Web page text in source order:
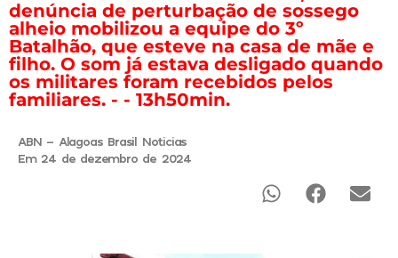
denúncia de perturbação de sossego
alheio mobilizou a equipe do 3º
Batalhão, que esteve na casa de mãe e
filho. O som já estava desligado quando
os militares foram recebidos pelos
familiares. - - 13h50min.
ABN - Alagoas Brasil Noticias
Em 24 de dezembro de 2024